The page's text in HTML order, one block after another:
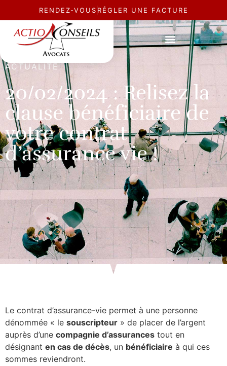
RENDEZ-VOUS RÉGLER UNE FACTURE
ACTUALITÉ
20/02/2024 : Relisez la
clause bénéficiaire de
votre contrat
d’assurance vie !
Le contrat d’assurance-vie permet à une personne
dénommée « le souscripteur » de placer de l’argent
auprès d’une compagnie d’assurances tout en
désignant en cas de décès, un bénéficiaire à qui ces
sommes reviendront.